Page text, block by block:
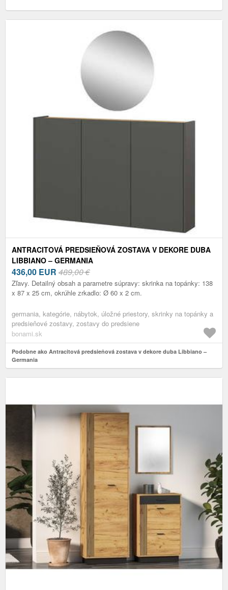
ANTRACITOVÁ PREDSIEŇOVÁ ZOSTAVA V DEKORE DUBA
LIBBIANO – GERMANIA
436,00 EUR 489,00 €
Zľavy. Detailný obsah a parametre súpravy: skrinka na topánky: 138
x 87 x 25 cm, okrúhle zrkadlo: Ø 60 x 2 cm.
germania, kategórie, nábytok, úložné priestory, skrinky na topánky a
predsieňové zostavy, zostavy do predsiene
bonami.sk
Podobne ako Antracitová predsieňová zostava v dekore duba Libbiano –
Germania